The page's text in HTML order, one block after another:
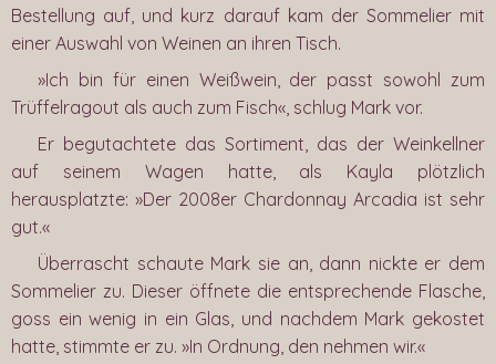
Bestellung auf, und kurz darauf kam der Sommelier mit
einer Auswahl von Weinen an ihren Tisch.
»Ich bin für einen Weißwein, der passt sowohl zum
Trüffelragout als auch zum Fisch«, schlug Mark vor.
Er begutachtete das Sortiment, das der Weinkellner
auf seinem Wagen hatte, als Kayla plötzlich
herausplatzte: »Der 2008er Chardonnay Arcadia ist sehr
gut.«
Überrascht schaute Mark sie an, dann nickte er dem
Sommelier zu. Dieser öffnete die entsprechende Flasche,
goss ein wenig in ein Glas, und nachdem Mark gekostet
hatte, stimmte er zu. »In Ordnung, den nehmen wir.«